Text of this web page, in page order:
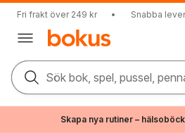
Fri frakt över 249 kr • Snabba
Sök bok, spel, pussel,
Skapa nya rutiner –